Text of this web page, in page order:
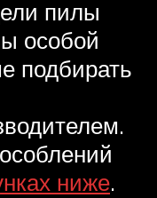
пилы
особой
подбирать
ниже.